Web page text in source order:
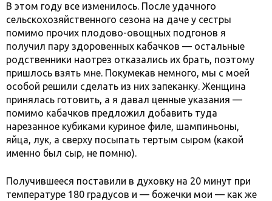
В этом году все изменилось. После удачного
сельскохозяйственного сезона на даче у сестры
помимо прочих плодово-овощных подгонов я
получил пару здоровенных кабачков — остальные
родственники наотрез отказались их брать, поэтому
пришлось взять мне. Покумекав немного, мы с моей
особой решили сделать из них запеканку. Женщина
принялась готовить, а я давал ценные указания —
помимо кабачков предложил добавить туда
нарезанное кубиками куриное филе, шампиньоны,
яйца, лук, а сверху посыпать тертым сыром (какой
именно был сыр, не помню).
Получившееся поставили в духовку на 20 минут при
температуре 180 градусов и — божечки мои — как же